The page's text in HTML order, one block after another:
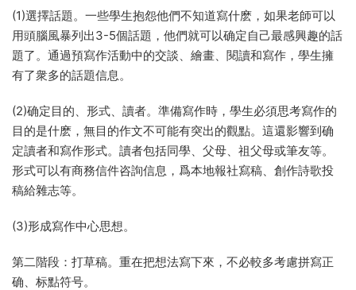
(1)選擇話題。一些學生抱怨他們不知道寫什麽，如果老師可以
用頭腦風暴列出3-5個話題，他們就可以确定自己最感興趣的話
題了。通過預寫作活動中的交談、繪畫、閱讀和寫作，學生擁
有了衆多的話題信息。
(2)确定目的、形式、讀者。準備寫作時，學生必須思考寫作的
目的是什麽，無目的作文不可能有突出的觀點。這還影響到确
定讀者和寫作形式。讀者包括同學、父母、祖父母或筆友等。
形式可以有商務信件咨詢信息，爲本地報社寫稿、創作詩歌投
稿給雜志等。
(3)形成寫作中心思想。
第二階段：打草稿。重在把想法寫下來，不必較多考慮拼寫正
确、标點符号。